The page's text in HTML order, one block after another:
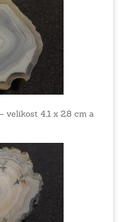
velikost 4,1 x 2,8 cm a